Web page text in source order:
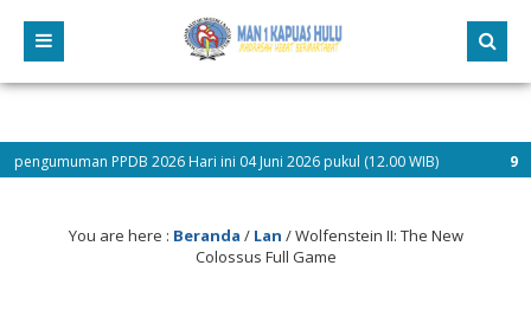
2026 Hari ini 04 Juni 2026 pukul (12.00 WIB) 9 bulan yang lalu
You are here : Beranda / Lan /Wolfenstein II: The New
Colossus Full Game